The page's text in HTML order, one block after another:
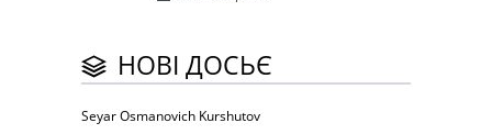
НОВІ ДОСЬЄ
Seyar Osmanovich Kurshutov